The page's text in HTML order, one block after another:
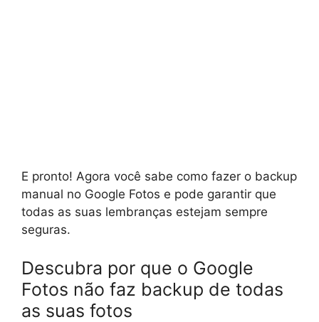
E pronto! Agora você sabe como fazer o backup
manual no Google Fotos e pode garantir que
todas as suas lembranças estejam sempre
seguras.
Descubra por que o Google
Fotos não faz backup de todas
as suas fotos